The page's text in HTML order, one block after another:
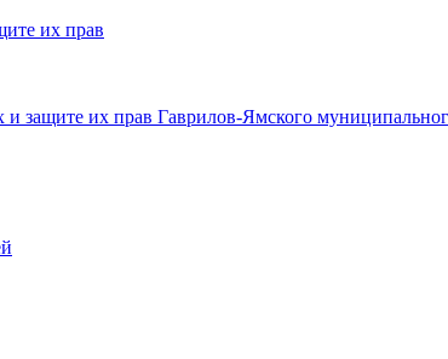
их прав
защите их прав Гаврилов-Ямского